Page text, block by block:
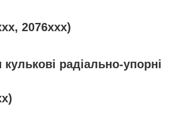
2076ххх)
радіально-упорні